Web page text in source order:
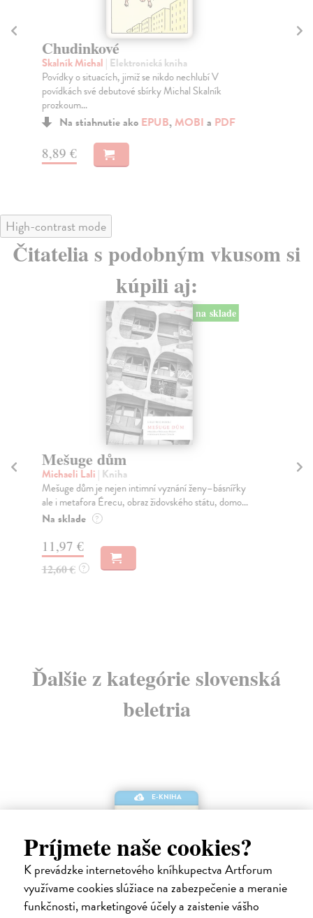
Príjmete naše cookies?
K prevádzke internetového kníhkupectva Artforum
využívame cookies slúžiace na zabezpečenie a meranie
funkčnosti, marketingové účely a zaistenie vášho
Chudinkové
Skalník Michal | Elektronická kniha
Povídky o situacích, jimiž se nikdo nechlubí V
povídkách své debutové sbírky Michal Skalník
prozkoum...
Na stiahnutie ako EPUB,MOBI a PDF
8,89 €
High-contrast mode
Čitatelia s podobným vkusom si
kúpili aj:
na sklade
Mešuge dům
Michaeli Lali | Kniha
Mešuge dům je nejen intimní vyznání ženy–básnířky
ale i metafora Érecu, obraz židovského státu, domo...
Na sklade ?
11,97 €
12,60 € ?
Ďalšie z kategórie slovenská
beletria
E-KNIHA